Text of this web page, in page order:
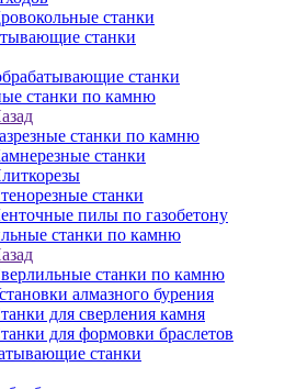
станки
станки
станки
станки по камню
станки по камню
станки
станки
пилы по газобетону
станки по камню
станки по камню
алмазного бурения
для сверления камня
для формовки браслетов
станки